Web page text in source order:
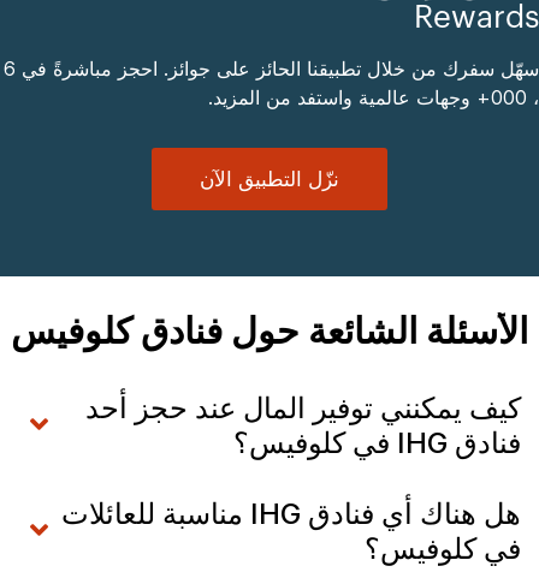
Rewards
سهّل سفرك من خلال تطبيقنا الحائز على جوائز. احجز مباشرةً في 6
، 000+ وجهات عالمية واستفد من المزيد.
نزّل التطبيق الآن
الأسئلة الشائعة حول فنادق كلوفيس
كيف يمكنني توفير المال عند حجز أحد
فنادق IHG في كلوفيس؟
هل هناك أي فنادق IHG مناسبة للعائلات
في كلوفيس؟